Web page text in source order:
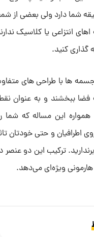
شما دارد ولی بعضی از
اهای انتزاعی یا کلاسیک
گذاری کنید.
‌ها با طراحی ‌های
ببخشند و به عنوان
این مساله که
اطرافیان و حتی خودتان
ترکیب این دو عنصر
ویژه‌ای می‌دهد.